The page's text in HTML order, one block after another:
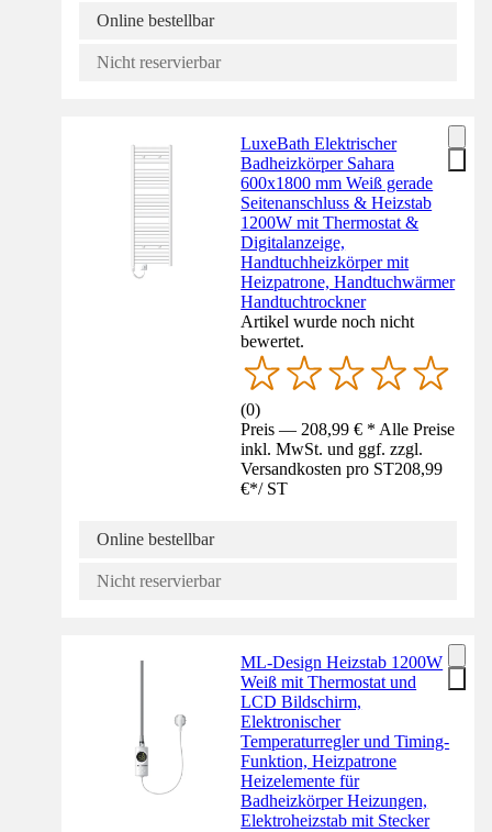
Online bestellbar
Nicht reservierbar
LuxeBath Elektrischer
Badheizkörper Sahara
600x1800 mm Weiß gerade
Seitenanschluss & Heizstab
1200W mit Thermostat &
Digitalanzeige,
Handtuchheizkörper mit
Heizpatrone, Handtuchwärmer
Handtuchtrockner
Artikel wurde noch nicht
bewertet.
(0)
Preis — 208,99 € * Alle Preise
inkl. MwSt. und ggf. zzgl.
Versandkosten pro ST208,99
€*/ ST
Online bestellbar
Nicht reservierbar
ML-Design Heizstab 1200W
Weiß mit Thermostat und
LCD Bildschirm,
Elektronischer
Temperaturregler und Timing-
Funktion, Heizpatrone
Heizelemente für
Badheizkörper Heizungen,
Elektroheizstab mit Stecker